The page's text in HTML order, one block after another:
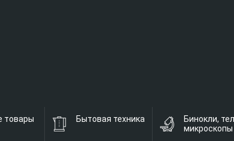
товары Бытовая техника
Бинокли,
микроскопы